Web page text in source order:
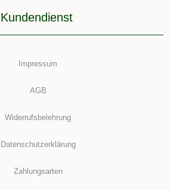
Kundendienst
Impressum
AGB
Widerrufsbelehrung
Datenschutzerklärung
Zahlungsarten